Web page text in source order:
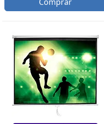
Comprar